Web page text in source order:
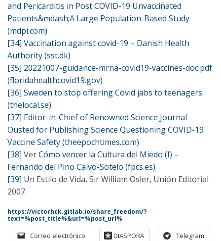
and Pericarditis in Post COVID-19 Unvaccinated
Patients&mdash;A Large Population-Based Study
(mdpi.com)
[34] Vaccination against covid-19 – Danish Health
Authority (sst.dk)
[35] 20221007-guidance-mrna-covid19-vaccines-doc.pdf
(floridahealthcovid19.gov)
[36] Sweden to stop offering Covid jabs to teenagers
(thelocal.se)
[37] Editor-in-Chief of Renowned Science Journal
Ousted for Publishing Science Questioning COVID-19
Vaccine Safety (theepochtimes.com)
[38] VerCómo vencer la Cultura del Miedo (I) –
Fernando del Pino Calvo-Sotelo (fpcs.es)
[39] Un Estilo de Vida, Sir William Osler, Unión Editorial
2007.
https://victorhck.gitlab.io/share_freedom/?
text=%post_title%&url=%post_url%
Correo electrónico DIASPORA Telegram